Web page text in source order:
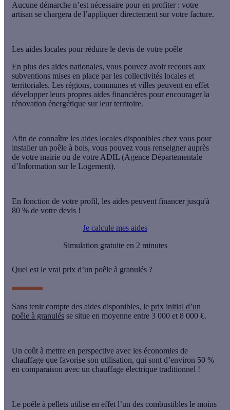
Aucune démarche n’est nécessaire pour en profiter : votre
artisan se chargera de l’appliquer directement sur votre facture.
Les aides locales pour réduire le devis de votre poêle
En plus des aides nationales, vous pouvez avoir recours aux
subventions mises en place par les collectivités locales et
territoriales. Les régions, communes et villes peuvent en effet
développer leurs propres aides financières pour encourager la
rénovation énergétique sur leur territoire.
Afin de connaître les aides locales disponibles chez vous pour
installer un poêle à bois, vous pouvez vous renseigner auprès
de votre mairie ou de votre ADIL (Agence Départementale
d’Information sur le Logement).
En fonction de votre profil, les aides peuvent financer jusqu'à
80 % de votre devis !
Je calcule mes aides
Simulation gratuite en 2 minutes
Quel est le vrai prix d’un poêle à granulés ?
Sans tenir compte des aides disponibles, le prix initial d’un
poêle à granulés se situe en moyenne entre 3 000 et 8 000 €.
Un coût à mettre en perspective avec les économies de
chauffage que favorise son utilisation, qui sont d’environ 50 %
en comparaison avec un chauffage électrique traditionnel !
Le poêle à pellets utilise en effet l’un des combustibles le moins